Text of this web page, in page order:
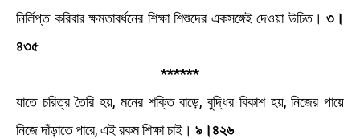
নির্লিপ্ত করিবার ক্ষমতাবর্ধনের শিক্ষা শিশুদের একসঙ্গেই দেওয়া উচিত। ৩।
৪৩৫
******
যাতে চরিত্র তৈরি হয়, মনের শক্তি বাড়ে, বুদ্ধির বিকাশ হয়, নিজের পায়ে
নিজে দাঁড়াতে পারে, এই রকম শিক্ষা চাই। ৯।৪২৬